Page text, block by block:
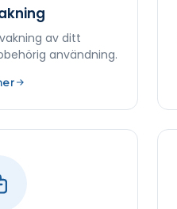
av ditt
användning.